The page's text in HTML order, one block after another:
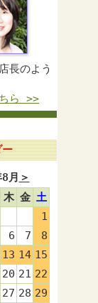
長のよう
ら >>
ー
月 ＞
木 金 土
1
6 7
8
13 14 15
20 21 22
27 28 29